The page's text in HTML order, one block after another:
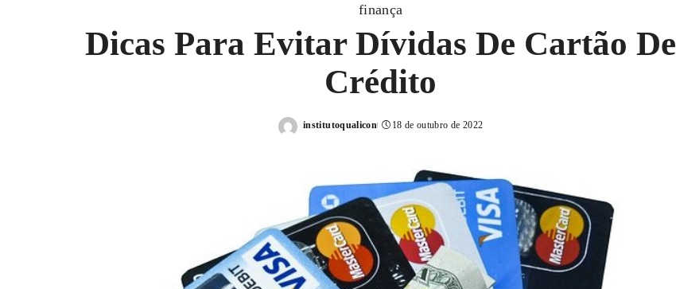
finança
Dicas Para Evitar Dívidas De Cartão De
Crédito
Posted
institutoqualicon 18 de outubro de 2022